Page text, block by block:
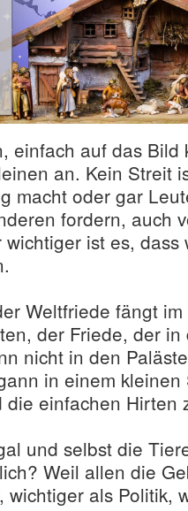
einfach auf das Bild
an. Kein Streit
macht oder gar
fordern, auch
ist es,
Weltfriede fängt
der Friede, der
nicht in den
in einem
einfachen Hirten
und selbst die
Weil allen die
wichtiger als Politik,